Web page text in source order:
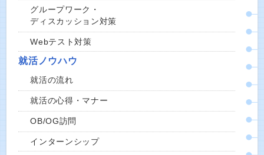
グループワーク・
ディスカッション対策
Webテスト対策
就活ノウハウ
就活の流れ
就活の心得・マナー
OB/OG訪問
インターンシップ